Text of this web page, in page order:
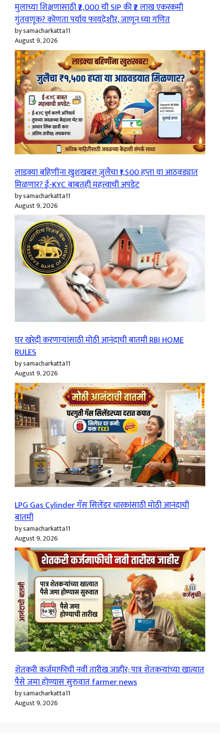
मुलाच्या शिक्षणासाठी ₹2,000 ची SIP की ₹2 लाख एकरकमी
गुंतवणूक? कोणता पर्याय फायदेशीर, जाणून घ्या गणित
by samacharkatta11
August 9, 2026
लाडक्या बहिणींना खुशखबर! जुलैचा ₹1,500 हप्ता या आठवड्यात
मिळणार? ई-KYC बाबतही महत्त्वाची अपडेट
by samacharkatta11
August 9, 2026
घर खरेदी करणाऱ्यांसाठी मोठी आनंदाची बातमी RBI HOME
RULES
by samacharkatta11
August 9, 2026
LPG Gas Cylinder गॅस सिलेंडर धारकांसाठी मोठी आनंदाची
बातमी
by samacharkatta11
August 9, 2026
शेतकरी कर्जमाफीची नवी तारीख जाहीर; पात्र शेतकऱ्यांच्या खात्यात
पैसे जमा होण्यास सुरुवात farmer news
by samacharkatta11
August 9, 2026